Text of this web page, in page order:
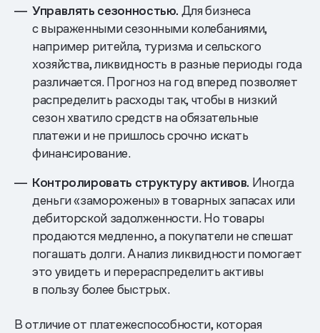
Управлять сезонностью. Для бизнеса
с выраженными сезонными колебаниями,
например ритейла, туризма и сельского
хозяйства, ликвидность в разные периоды года
различается. Прогноз на год вперед позволяет
распределить расходы так, чтобы в низкий
сезон хватило средств на обязательные
платежи и не пришлось срочно искать
финансирование.
Контролировать структуру активов. Иногда
деньги «заморожены» в товарных запасах или
дебиторской задолженности. Но товары
продаются медленно, а покупатели не спешат
погашать долги. Анализ ликвидности помогает
это увидеть и перераспределить активы
в пользу более быстрых.
В отличие от платежеспособности, которая